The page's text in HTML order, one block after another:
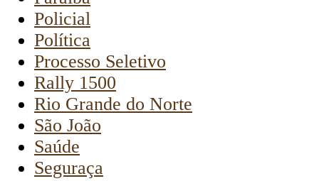
Policial
Política
Processo Seletivo
Rally 1500
Rio Grande do Norte
São João
Saúde
Seguraça